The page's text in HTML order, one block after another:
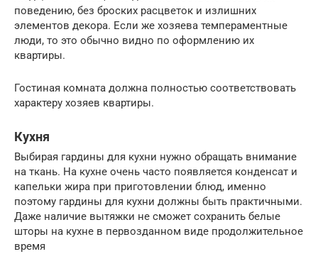
поведению, без броских расцветок и излишних
элементов декора. Если же хозяева темпераментные
люди, то это обычно видно по оформлению их
квартиры.
Гостиная комната должна полностью соответствовать
характеру хозяев квартиры.
Кухня
Выбирая гардины для кухни нужно обращать внимание
на ткань. На кухне очень часто появляется конденсат и
капельки жира при приготовлении блюд, именно
поэтому гардины для кухни должны быть практичными.
Даже наличие вытяжки не сможет сохранить белые
шторы на кухне в первозданном виде продолжительное
время